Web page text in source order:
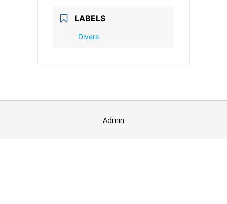
LABELS
Divers
Admin